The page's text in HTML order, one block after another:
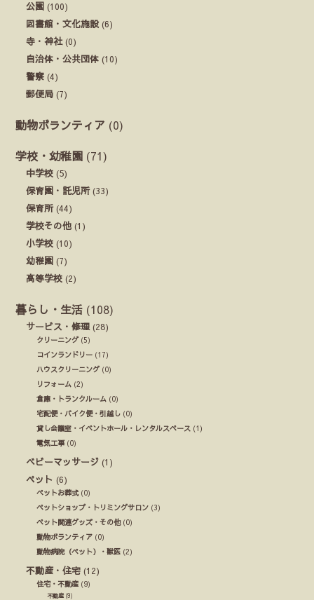
公園 (100)
図書館・文化施設(6)
寺・神社(0)
自治体・公共団体 (10)
警察 (4)
郵便局 (7)
動物ボランティア (0)
学校・幼稚園 (71)
中学校 (5)
保育園・託児所(33)
保育所(44)
学校その他 (1)
小学校 (10)
幼稚園 (7)
高等学校 (2)
暮らし・生活 (108)
サービス・修理 (28)
クリーニング(5)
コインランドリー (17)
ハウスクリーニング(0)
リフォーム (2)
倉庫・トランクルーム (0)
宅配便・バイク便・引越し (0)
貸し会議室・イベントホール・レンタルスペース (1)
電気工事(0)
ベビーマッサージ (1)
ペット (6)
ペットお葬式(0)
ペットショップ・トリミングサロン (3)
ペット関連グッズ・その他(0)
動物ボランティア (0)
動物病院（ペット）・獣医 (2)
不動産・住宅 (12)
住宅・不動産 (9)
不動産 (9)